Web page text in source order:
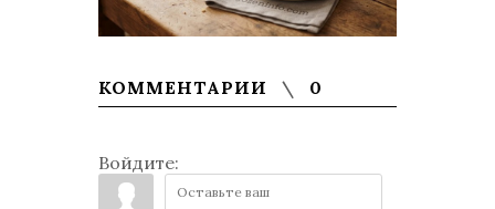
КОММЕНТАРИИ 0
Войдите: